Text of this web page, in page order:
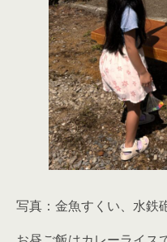
写真：金魚すくい、水鉄